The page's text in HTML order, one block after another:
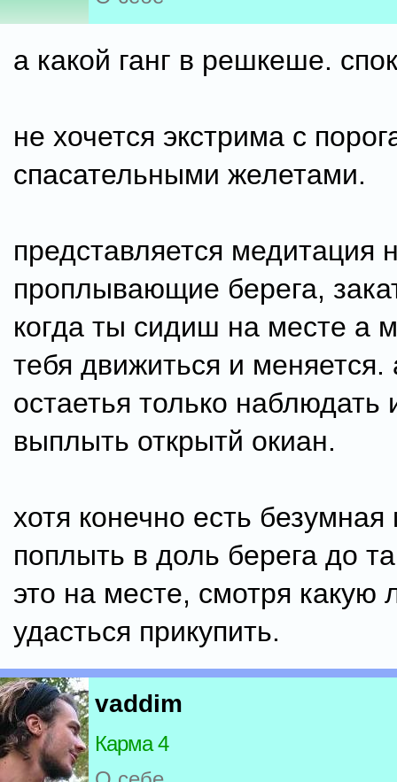
а какой ганг в решкеше.
не хочется экстрима с
спасательными желетами.
представляется медитация
проплывающие берега,
когда ты сидиш на месте а
тебя движиться и меняется.
остаетья только наблюдать
выплыть открытй окиан.
хотя конечно есть
поплыть в доль берега до
это на месте, смотря какую
удасться прикупить.
vaddim
Карма 4